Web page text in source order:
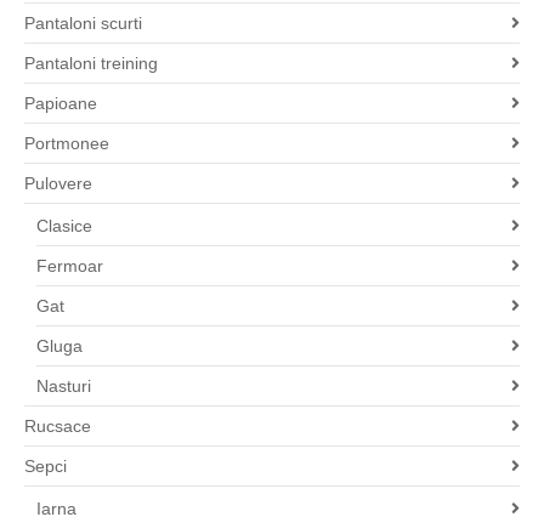
Pantaloni scurti
Pantaloni treining
Papioane
Portmonee
Pulovere
Clasice
Fermoar
Gat
Gluga
Nasturi
Rucsace
Sepci
Iarna